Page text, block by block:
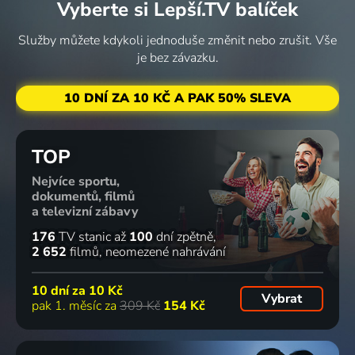
pečení
30%
Chlebáci
2014 | USA | Animovaný, Hudební, Komedie, Rodinný
Vyberte si Lepší.TV balíček
Služby můžete kdykoli jednoduše změnit nebo zrušit. Vše
je bez závazku.
10 DNÍ ZA 10 KČ A PAK 50% SLEVA
TOP
Nejvíce sportu,
dokumentů, filmů
a televizní zábavy
176 TV stanic až 100 dní zpětně
2 652 filmů neomezené nahrávání
10 dní za 10 Kč
pak 1. měsíc za 309 Kč 154 Kč Vybrat